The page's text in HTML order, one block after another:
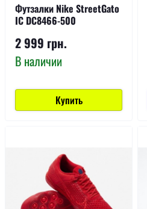
Футзалки Nike StreetGato
IC DC8466-500
2 999 грн.
В наличии
Купить